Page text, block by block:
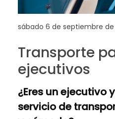
sábado 6 de septiembre de
Transporte
ejecutivos
¿Eres un ejecutivo
servicio de